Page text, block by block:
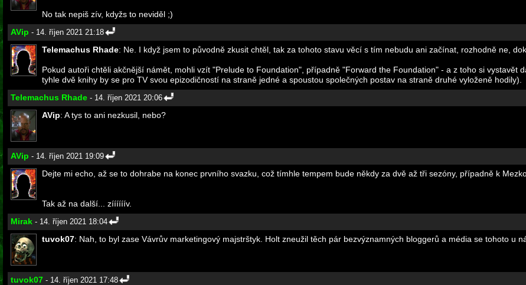
No tak nepiš zív, kdyžs to neviděl ;)
AVip - 14. říjen 2021 21:18
Telemachus Rhade: Ne. I když jsem to původně zkusit chtěl, tak za tohoto stavu věcí s tím nebudu ani začínat, rozhodně ne,
Pokud autoři chtěli akčnější námět, mohli vzít "Prelude to Foundation", případně "Forward the Foundation" - a z toho si vystavět
tyhle dvě knihy by se pro TV svou epizodičností na straně jedné a spoustou společných postav na straně druhé vyloženě hodily).
Telemachus Rhade - 14. říjen 2021 20:06
AVip: A tys to ani nezkusil, nebo?
AVip - 14. říjen 2021 19:09
Dejte mi echo, až se to dohrabe na konec prvního svazku, což tímhle tempem bude někdy za dvě až tři sezóny, případně k
Tak až na další... zíííííív.
Mirak - 14. říjen 2021 18:04
tuvok07: Nah, to byl zase Vávrův marketingový majstrštyk. Holt zneužil těch pár bezvýznamných bloggerů a média se tohoto u
tuvok07 - 14. říjen 2021 17:48